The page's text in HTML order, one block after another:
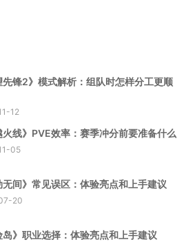
先锋2》模式解析：组队时怎样分工更顺
12
火线》PVE效率：赛季冲分前要准备什么
05
无间》常见误区：体验亮点和上手建议
20
岛》职业选择：体验亮点和上手建议